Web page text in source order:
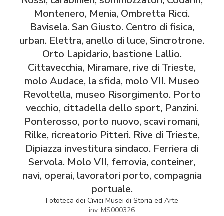
Montenero, Menia, Ombretta Ricci.
Bavisela. San Giusto. Centro di fisica,
urban. Elettra, anello di luce, Sincrotrone.
Orto Lapidario, bastione Lallio.
Cittavecchia, Miramare, rive di Trieste,
molo Audace, la sfida, molo VII. Museo
Revoltella, museo Risorgimento. Porto
vecchio, cittadella dello sport, Panzini.
Ponterosso, porto nuovo, scavi romani,
Rilke, ricreatorio Pitteri. Rive di Trieste,
Dipiazza investitura sindaco. Ferriera di
Servola. Molo VII, ferrovia, conteiner,
navi, operai, lavoratori porto, compagnia
portuale.
Fototeca dei Civici Musei di Storia ed Arte
inv. MS000326